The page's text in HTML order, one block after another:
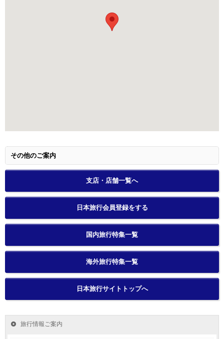
その他のご案内
支店・店舗一覧へ
日本旅行会員登録をする
国内旅行特集一覧
海外旅行特集一覧
日本旅行サイトトップへ
旅行情報ご案内